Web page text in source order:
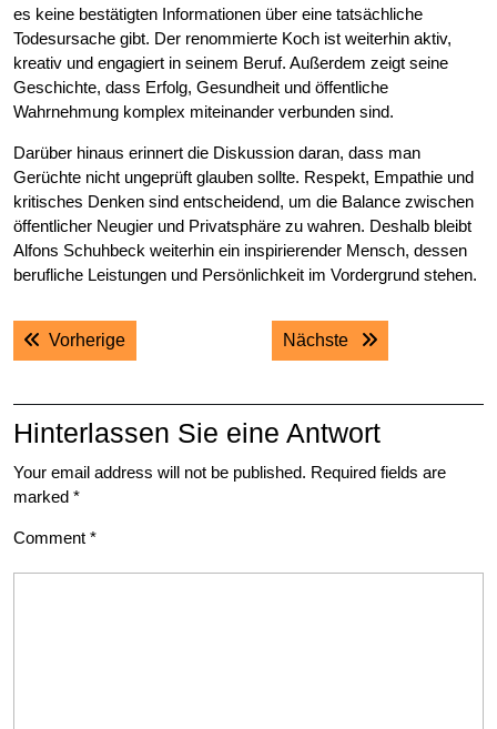
es keine bestätigten Informationen über eine tatsächliche
Todesursache gibt. Der renommierte Koch ist weiterhin aktiv,
kreativ und engagiert in seinem Beruf. Außerdem zeigt seine
Geschichte, dass Erfolg, Gesundheit und öffentliche
Wahrnehmung komplex miteinander verbunden sind.
Darüber hinaus erinnert die Diskussion daran, dass man
Gerüchte nicht ungeprüft glauben sollte. Respekt, Empathie und
kritisches Denken sind entscheidend, um die Balance zwischen
öffentlicher Neugier und Privatsphäre zu wahren. Deshalb bleibt
Alfons Schuhbeck weiterhin ein inspirierender Mensch, dessen
berufliche Leistungen und Persönlichkeit im Vordergrund stehen.
Post
navigation
VorherigePrevious post: Nächste Next post:
Hinterlassen Sie eine Antwort
Your email address will not be published. Required fields are
marked *
Comment *